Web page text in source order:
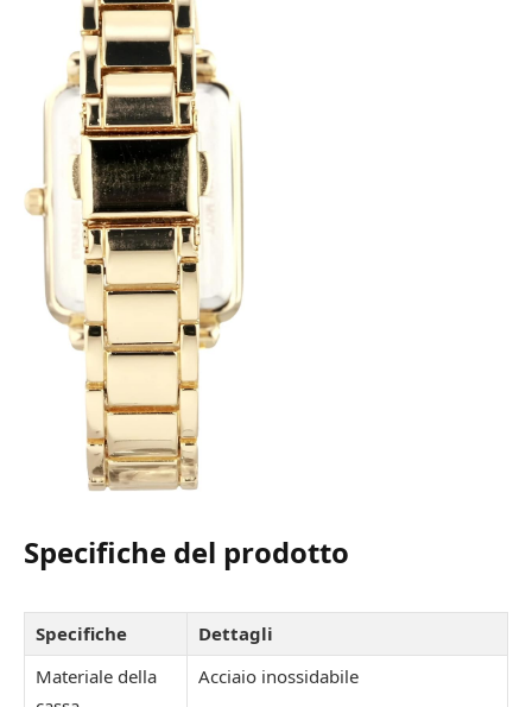
Specifiche del prodotto
Specifiche
Dettagli
Materiale della
Acciaio inossidabile